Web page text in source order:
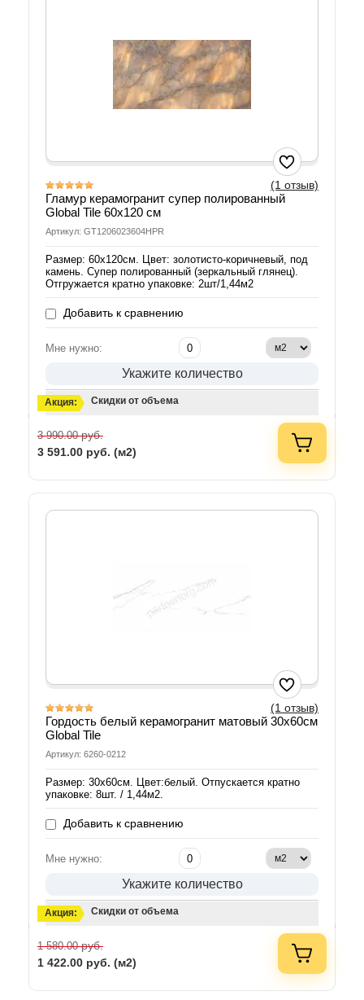
(1 отзыв)
Гламур керамогранит супер полированный
Global Tile 60х120 см
Артикул: GT1206023604HPR
Размер: 60х120см. Цвет: золотисто-коричневый, под
камень. Супер полированный (зеркальный глянец).
Отгружается кратно упаковке: 2шт/1,44м2
Добавить к сравнению
Мне нужно:
Укажите количество
Акция: Скидки от объема
3 990.00руб.
3 591.00 руб. (м2)
(1 отзыв)
Гордость белый керамогранит матовый 30x60см
Global Tile
Артикул: 6260-0212
Размер: 30х60см. Цвет:белый. Отпускается кратно
упаковке: 8шт. / 1,44м2.
Добавить к сравнению
Мне нужно:
Укажите количество
Акция: Скидки от объема
1 580.00руб.
1 422.00 руб. (м2)